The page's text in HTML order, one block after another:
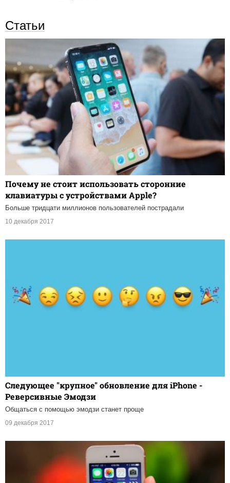
Статьи
Почему не стоит использовать сторонние
клавиатуры с устройствами Apple?
Больше тридцати миллионов пользователей пострадали
10 декабря 2017
Следующее "крупное" обновление для iPhone -
Реверсивные Эмодзи
Общаться с помощью эмодзи станет проще
09 декабря 2017